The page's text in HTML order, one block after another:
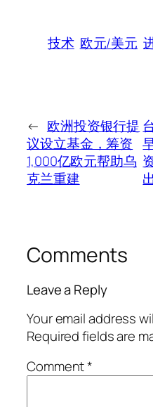
技术 欧元/美元
← 欧洲投资银行提
议设立基金，筹资
1,000亿欧元帮助乌
克兰重建
Comments
Leave a Reply
Your email address
Required fields are
Comment*